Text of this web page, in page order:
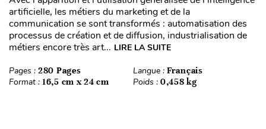
artificielle, les métiers du marketing et de la
communication se sont transformés : automatisation des
processus de création et de diffusion, industrialisation de
métiers encore très art... LIRE LA SUITE
Pages : 280 Pages Langue : Français
Format : 16,5 cm x 24 cm Poids : 0,458 kg